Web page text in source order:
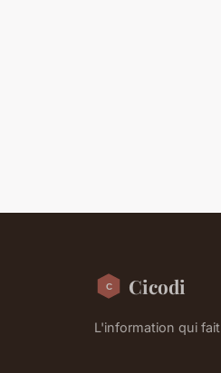
Cicodi
L'information qui